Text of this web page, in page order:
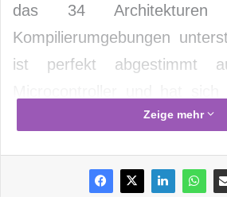
das 34 Architekturen
Kompilierumgebungen
ist perfekt abgestimmt
entwickeltes und
weltweit bewährt.
Zeige mehr